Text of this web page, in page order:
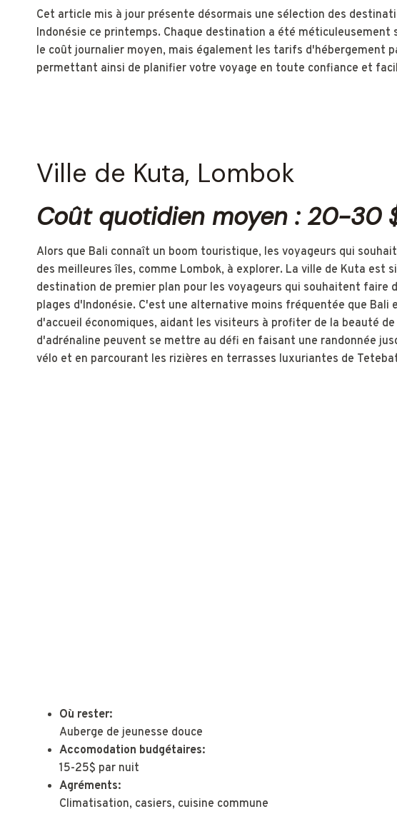
Cet article mis à jour présente désormais une sélection des
Indonésie ce printemps. Chaque destination a été
le coût journalier moyen, mais également les tarifs d'hébergement
permettant ainsi de planifier votre voyage en toute confiance et
Ville de Kuta, Lombok
Coût quotidien moyen : 20-30
Alors que Bali connaît un boom touristique, les voyageurs qui
des meilleures îles, comme Lombok, à explorer. La ville de Kuta est
destination de premier plan pour les voyageurs qui souhaitent faire
plages d'Indonésie. C'est une alternative moins fréquentée que Bali
d'accueil économiques, aidant les visiteurs à profiter de la beauté
d'adrénaline peuvent se mettre au défi en faisant une randonnée
vélo et en parcourant les rizières en terrasses luxuriantes de
Où rester:
Auberge de jeunesse douce
Accomodation budgétaires:
15-25$ par nuit
Agréments:
Climatisation, casiers, cuisine commune